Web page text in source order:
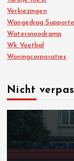
Verkiezingen
Wangedrag
Watersnoodramp
Wk Voetbal
Woningcorporaties
Nicht